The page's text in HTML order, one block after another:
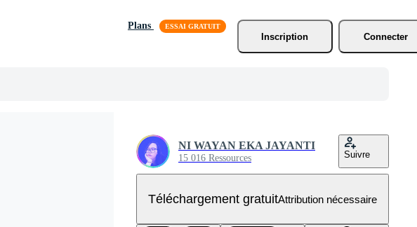
Plans
Inscription
Connecter
NI WAYAN EKA JAYANTI
15 016 Ressources Suivre
Téléchargement gratuitAttribution nécessaire